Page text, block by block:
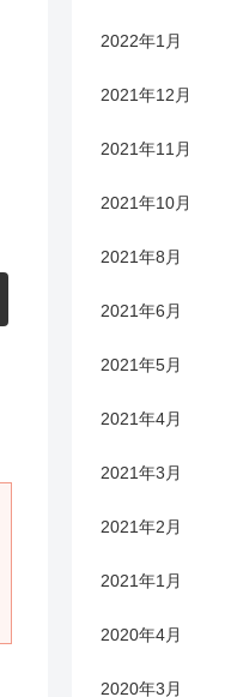
2022年1月
2021年12月
2021年11月
2021年10月
2021年8月
2021年6月
2021年5月
2021年4月
2021年3月
2021年2月
2021年1月
2020年4月
2020年3月